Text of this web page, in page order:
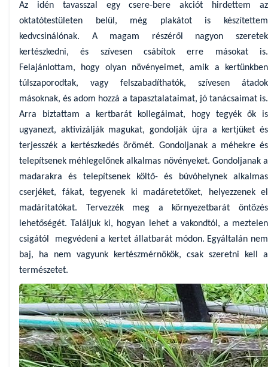
Az idén tavasszal egy csere-bere akciót hirdettem az
oktatótestületen belül, még plakátot is készítettem
kedvcsinálónak. A magam részéről nagyon szeretek
kertészkedni, és szívesen csábítok erre másokat is.
Felajánlottam, hogy olyan növényeimet, amik a kertünkben
túlszaporodtak, vagy felszabadíthatók, szívesen átadok
másoknak, és adom hozzá a tapasztalataimat, jó tanácsaimat is.
Arra biztattam a kertbarát kollegáimat, hogy tegyék ők is
ugyanezt, aktivizálják magukat, gondolják újra a kertjüket és
terjesszék a kertészkedés örömét. Gondoljanak a méhekre és
telepítsenek méhlegelőnek alkalmas növényeket. Gondoljanak a
madarakra és telepítsenek költő- és búvóhelynek alkalmas
cserjéket, fákat, tegyenek ki madáretetőket, helyezzenek el
madáritatókat. Tervezzék meg a környezetbarát öntözés
lehetőségét. Találjuk ki, hogyan lehet a vakondtól, a meztelen
csigától megvédeni a kertet állatbarát módon. Egyáltalán nem
baj, ha nem vagyunk kertészmérnökök, csak szeretni kell a
természetet.